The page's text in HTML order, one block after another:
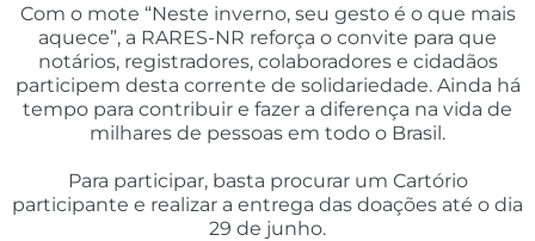
Com o mote “Neste inverno, seu gesto é o que mais
aquece”, a RARES-NR reforça o convite para que
notários, registradores, colaboradores e cidadãos
participem desta corrente de solidariedade. Ainda há
tempo para contribuir e fazer a diferença na vida de
milhares de pessoas em todo o Brasil.
Para participar, basta procurar um Cartório
participante e realizar a entrega das doações até o dia
29 de junho.